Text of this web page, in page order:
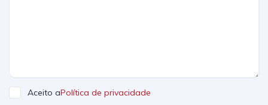
Aceito aPolítica de privacidade